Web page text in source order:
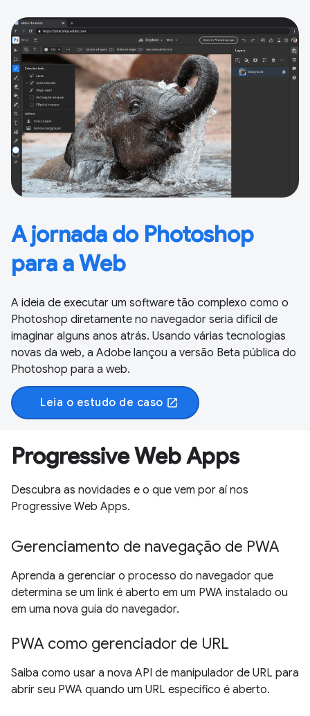
A jornada do Photoshop
para a Web
A ideia de executar um software tão complexo como o
Photoshop diretamente no navegador seria difícil de
imaginar alguns anos atrás. Usando várias tecnologias
novas da web, a Adobe lançou a versão Beta pública do
Photoshop para a web.
Leia o estudo de caso open_in_new
Progressive Web Apps
Descubra as novidades e o que vem por aí nos
Progressive Web Apps.
Gerenciamento de navegação de PWA
Aprenda a gerenciar o processo do navegador que
determina se um link é aberto em um PWA instalado ou
em uma nova guia do navegador.
PWA como gerenciador de URL
Saiba como usar a nova API de manipulador de URL para
abrir seu PWA quando um URL específico é aberto.